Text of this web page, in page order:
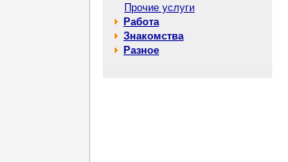
Прочие услуги
Работа
Знакомства
Разное